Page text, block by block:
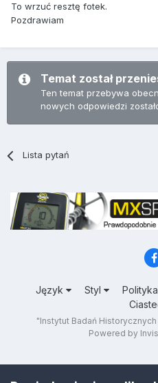
To wrzuć resztę fotek.
Pozdrawiam
Temat został
Ten temat przebywa
nowych odpowiedzi
Lista pytań
Język Styl
"Instytut Badań
Powered by